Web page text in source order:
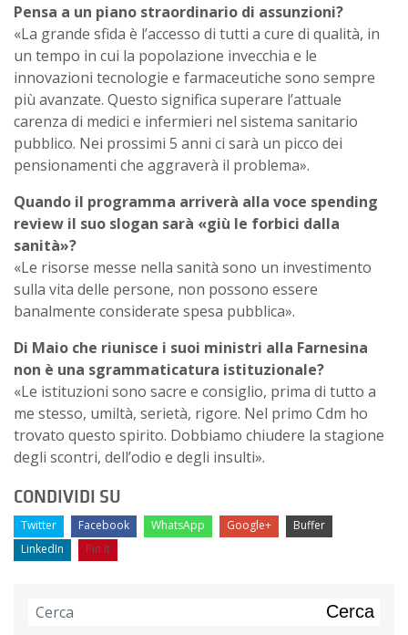
Pensa a un piano straordinario di assunzioni?
«La grande sfida è l’accesso di tutti a cure di qualità, in
un tempo in cui la popolazione invecchia e le
innovazioni tecnologie e farmaceutiche sono sempre
più avanzate. Questo significa superare l’attuale
carenza di medici e infermieri nel sistema sanitario
pubblico. Nei prossimi 5 anni ci sarà un picco dei
pensionamenti che aggraverà il problema».
Quando il programma arriverà alla voce spending
review il suo slogan sarà «giù le forbici dalla
sanità»?
«Le risorse messe nella sanità sono un investimento
sulla vita delle persone, non possono essere
banalmente considerate spesa pubblica».
Di Maio che riunisce i suoi ministri alla Farnesina
non è una sgrammaticatura istituzionale?
«Le istituzioni sono sacre e consiglio, prima di tutto a
me stesso, umiltà, serietà, rigore. Nel primo Cdm ho
trovato questo spirito. Dobbiamo chiudere la stagione
degli scontri, dell’odio e degli insulti».
CONDIVIDI SU
Twitter Facebook WhatsApp Google+
Buffer
LinkedIn
Pin It
Cerca